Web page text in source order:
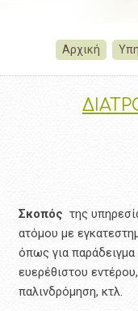
Αρχική
Σκοπός της
ατόμου με
όπως για
ευερέθιστου
παλινδρόμηση, κτλ.